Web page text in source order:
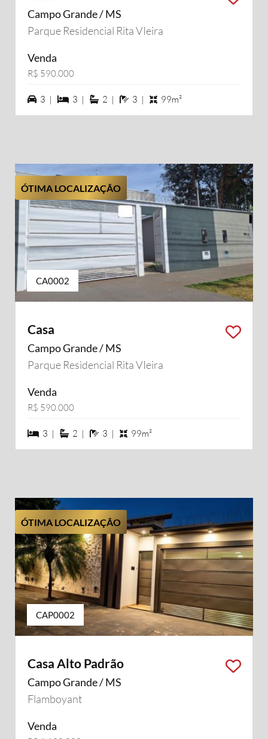
Campo Grande / MS
Parque Residencial Rita VIeira
Venda
R$ 590.000
3 vagas na garagem
3 | 3 dormiórios
3 | 2 suítes
2 | 3 banheiros
3 | 99m²
ÓTIMA LOCALIZAÇÃO
CA0002
Casa
Campo Grande / MS
Parque Residencial Rita VIeira
Venda
R$ 590.000
3 dormiórios
3 | 2 suítes
2 | 3 banheiros
3 | 99m²
ÓTIMA LOCALIZAÇÃO
CAP0002
Casa Alto Padrão
Campo Grande / MS
Flamboyant
Venda